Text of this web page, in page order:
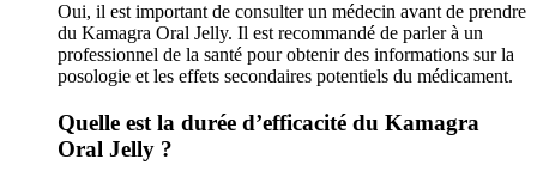
Oui, il est important de consulter un médecin avant de prendre
du Kamagra Oral Jelly. Il est recommandé de parler à un
professionnel de la santé pour obtenir des informations sur la
posologie et les effets secondaires potentiels du médicament.
Quelle est la durée d’efficacité du Kamagra
Oral Jelly ?